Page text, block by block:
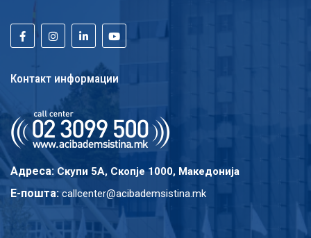
Контакт информации
Адреса: Скупи 5A, Скопје 1000, Македонија
E-пошта: callcenter@acibademsistina.mk